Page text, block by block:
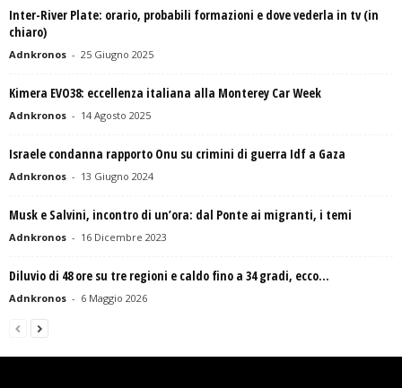
Inter-River Plate: orario, probabili formazioni e dove vederla in tv (in
chiaro)
Adnkronos - 25 Giugno 2025
Kimera EVO38: eccellenza italiana alla Monterey Car Week
Adnkronos - 14 Agosto 2025
Israele condanna rapporto Onu su crimini di guerra Idf a Gaza
Adnkronos - 13 Giugno 2024
Musk e Salvini, incontro di un’ora: dal Ponte ai migranti, i temi
Adnkronos - 16 Dicembre 2023
Diluvio di 48 ore su tre regioni e caldo fino a 34 gradi, ecco...
Adnkronos - 6 Maggio 2026